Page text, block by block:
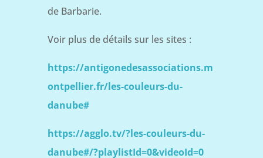
de Barbarie.
Voir plus de détails sur les sites :
https://antigonedesassociations.m
ontpellier.fr/les-couleurs-du-
danube#
https://agglo.tv/?les-couleurs-du-
danube#/?playlistId=0&videoId=0